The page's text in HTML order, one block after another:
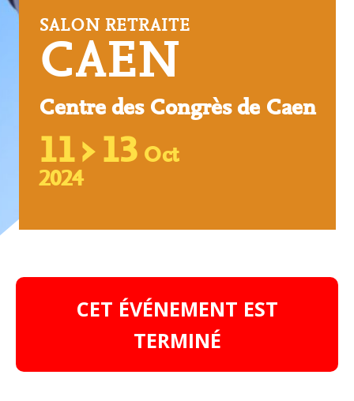
SALON RETRAITE
CAEN
Centre des Congrès de Caen
11›13 Oct
2024
CET ÉVÉNEMENT EST
TERMINÉ